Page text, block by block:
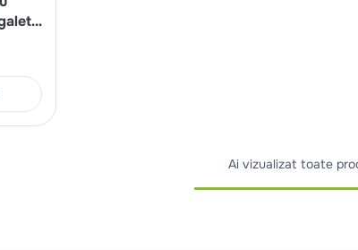
Ai vizualizat toate